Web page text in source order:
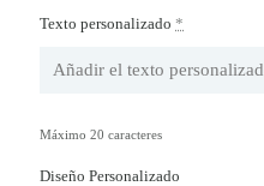
Texto personalizado *
Máximo 20 caracteres
Diseño Personalizado